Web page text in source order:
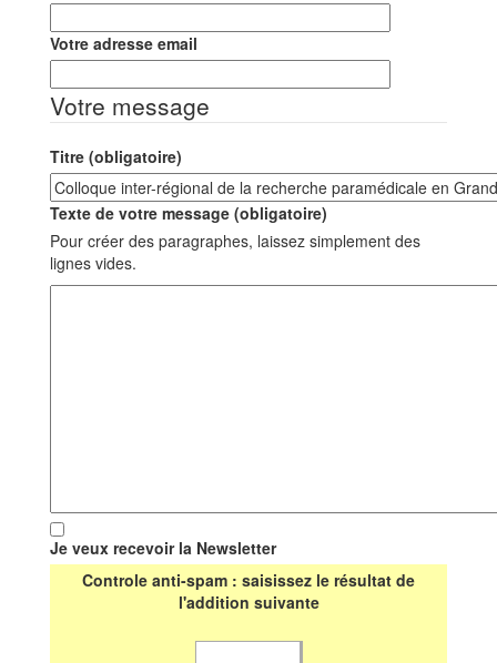
Votre adresse email
Votre message
Titre (obligatoire)
Texte de votre message (obligatoire)
Pour créer des paragraphes, laissez simplement des
lignes vides.
Je veux recevoir la Newsletter
Controle anti-spam : saisissez le résultat de
l'addition suivante